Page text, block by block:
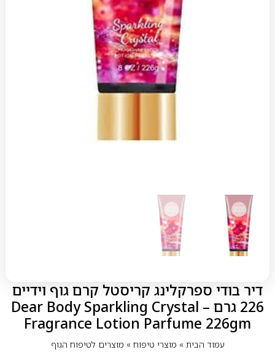
דיר בודי ספרקלינג קריסטל קרם גוף וידיים
226 גרם – Dear Body Sparkling Crystal
Fragrance Lotion Parfume 226gm
עמוד הבית» מוצרי טיפוח» מוצרים לטיפוח הגוף